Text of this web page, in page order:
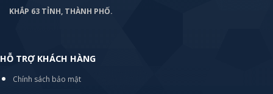
KHẮP 63 TỈNH, THÀNH PHỐ.
HỖ TRỢ KHÁCH HÀNG
Chính sách bảo mật